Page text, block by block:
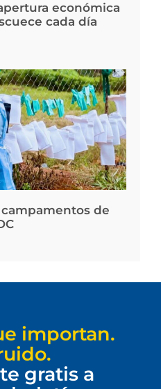
económica
cada día
de
importan.
gratis a